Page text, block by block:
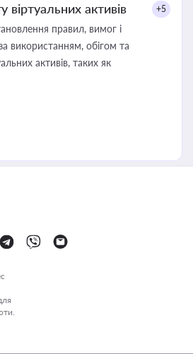
віртуальних активів +5
правил, вимог і
використанням, обігом та
активів, таких як